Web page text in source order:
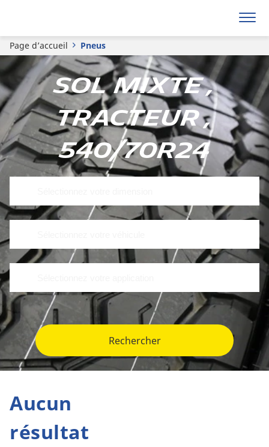
Page d’accueil Pneus
Sol mixte ,
Tracteur ,
540/70R24
Rechercher
Aucun
résultat